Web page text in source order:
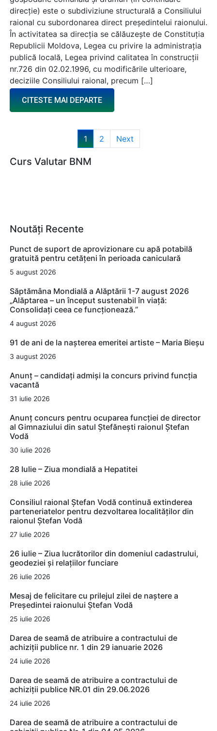
direcţie) este o subdiviziune structurală a Consiliului
raional cu subordonarea direct preşedintelui raionului.
În activitatea sa direcţia se călăuzeşte de Constituţia
Republicii Moldova, Legea cu privire la administraţia
publică locală, Legea privind calitatea în construcţii
nr.726 din 02.02.1996, cu modificările ulterioare,
deciziile Consiliului raional, precum […]
CITESTE MAI DEPARTE
1 2 Next
Curs Valutar BNM
Noutăți Recente
Punct de suport de aprovizionare cu apă potabilă
gratuită pentru cetățeni în perioada caniculară
5 august 2026
Săptămâna Mondială a Alăptării 1-7 august 2026
„Alăptarea – un început sustenabil în viață:
Consolidați ceea ce funcționează.”
4 august 2026
91 de ani de la nașterea emeritei artiste – Maria Bieșu
3 august 2026
Anunț – candidați admiși la concurs privind funcția
vacantă
31 iulie 2026
Anunț concurs pentru ocuparea funcției de director
al Gimnaziului din satul Ștefănești raionul Ștefan
Vodă
30 iulie 2026
28 Iulie – Ziua mondială a Hepatitei
28 iulie 2026
Consiliul raional Ștefan Vodă continuă extinderea
parteneriatelor pentru dezvoltarea localităților din
raionul Ștefan Vodă
27 iulie 2026
26 iulie – Ziua lucrătorilor din domeniul cadastrului,
geodeziei și relațiilor funciare
26 iulie 2026
Mesaj de felicitare cu prilejul zilei de naștere a
Președintei raionului Ștefan Vodă
25 iulie 2026
Darea de seamă de atribuire a contractului de
achiziții publice nr. 1 din 29 ianuarie 2026
24 iulie 2026
Darea de seamă de atribuire a contractului de
achiziții publice NR.01 din 29.06.2026
24 iulie 2026
Darea de seamă de atribuire a contractului de